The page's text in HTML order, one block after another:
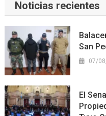
Noticias recientes
San
07/
El